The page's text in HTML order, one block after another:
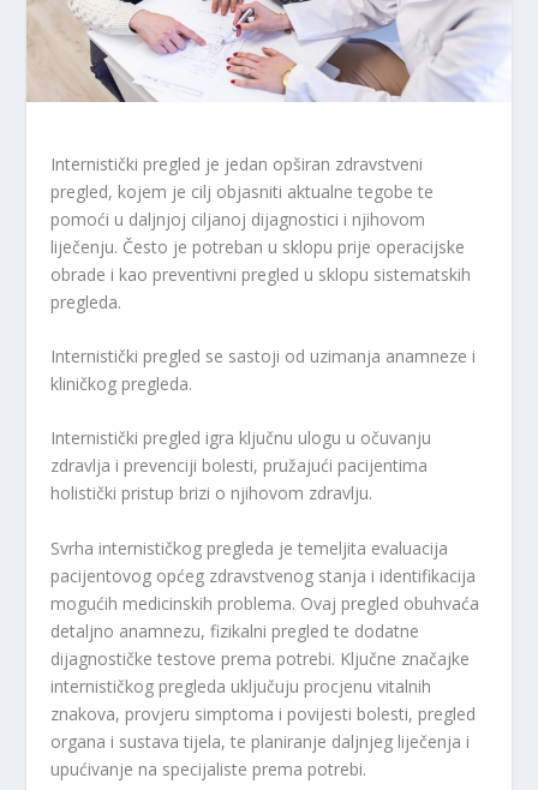
Internistički pregled je jedan opširan zdravstveni
pregled, kojem je cilj objasniti aktualne tegobe te
pomoći u daljnjoj ciljanoj dijagnostici i njihovom
liječenju. Često je potreban u sklopu prije operacijske
obrade i kao preventivni pregled u sklopu sistematskih
pregleda.
Internistički pregled se sastoji od uzimanja anamneze i
kliničkog pregleda.
Internistički pregled igra ključnu ulogu u očuvanju
zdravlja i prevenciji bolesti, pružajući pacijentima
holistički pristup brizi o njihovom zdravlju.
Svrha internističkog pregleda je temeljita evaluacija
pacijentovog općeg zdravstvenog stanja i identifikacija
mogućih medicinskih problema. Ovaj pregled obuhvaća
detaljno anamnezu, fizikalni pregled te dodatne
dijagnostičke testove prema potrebi. Ključne značajke
internističkog pregleda uključuju procjenu vitalnih
znakova, provjeru simptoma i povijesti bolesti, pregled
organa i sustava tijela, te planiranje daljnjeg liječenja i
upućivanje na specijaliste prema potrebi.